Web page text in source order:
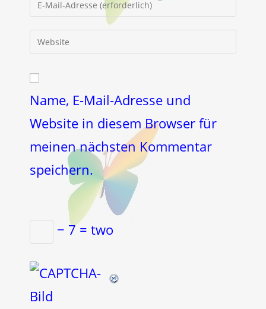
oder
Kommentieren
deine
E-
Mail-
zum
ein
deine
URL
ein
(optional)
Name, E-Mail-Adresse und
Website in diesem Browser für
meinen nächsten Kommentar
speichern.
− 7 = two